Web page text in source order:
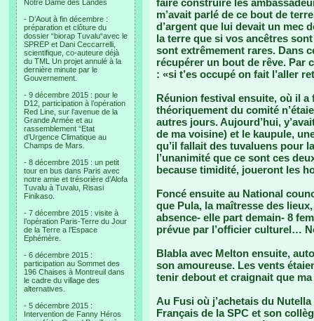
Notre Dame des Landes
- D’Aout à fin décembre :
préparation et clôture du
dossier “biorap Tuvalu“avec le
SPREP et Dani Ceccarrelli,
scientifique, co-auteure déjà
du TML Un projet annulé à la
dernière minute par le
Gouvernement.
- 9 décembre 2015 : pour le
D12, participation à l’opération
Red Line, sur l’avenue de la
Grande Armée et au
rassemblement “Etat
d’Urgence Climatique au
Champs de Mars.
- 8 décembre 2015 : un petit
tour en bus dans Paris avec
notre amie et trésorière d’Alofa
Tuvalu à Tuvalu, Risasi
Finikaso.
- 7 décembre 2015 : visite à
l’opération Paris-Terre du Jour
de la Terre a l’Espace
Ephémère.
- 6 décembre 2015 :
participation au Sommet des
196 Chaises à Montreuil dans
le cadre du village des
alternatives.
- 5 décembre 2015 :
Intervention de Fanny Héros
faire construire les
m’avait parlé de ce bout de
d’argent que lui devait un mec
la terre que si vos ancêtres
sont extrêmement rares. Dans
récupérer un bout de rêve. Par
: «si t’es occupé on fait l’aller
Réunion festival ensuite, où il
théoriquement du comité
autres jours. Aujourd’hui,
de ma voisine) et le kaupule,
qu’il fallait des tuvaluens pour
l’unanimité que ce sont ces
because timidité, joueront les
Foncé ensuite au National
que Pula, la maîtresse des
absence- elle part demain- 8
prévue par l’officier culturel…
Blabla avec Melton ensuite,
son amoureuse. Les vents
tenir debout et craignait que
Au Fusi où j’achetais du
Français de la SPC et son